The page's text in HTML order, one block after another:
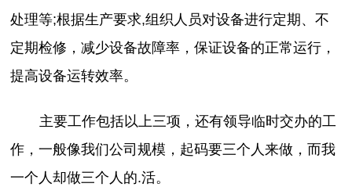
处理等;根据生产要求,组织人员对设备进行定期、不
定期检修，减少设备故障率，保证设备的正常运行，
提高设备运转效率。
主要工作包括以上三项，还有领导临时交办的工
作，一般像我们公司规模，起码要三个人来做，而我
一个人却做三个人的.活。